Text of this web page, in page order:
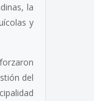
la
y
del